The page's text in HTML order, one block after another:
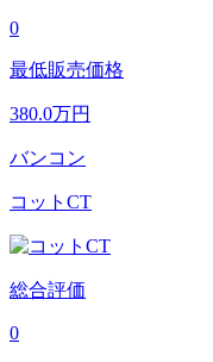
0
最低販売価格
380.0万円
バンコン
コットCT
総合評価
0